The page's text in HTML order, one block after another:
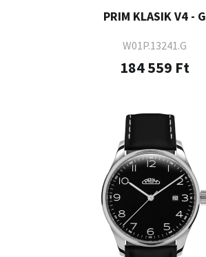
PRIM KLASIK V4 - G
W01P.13241.G
184 559 Ft